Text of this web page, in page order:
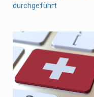
durchgeführt